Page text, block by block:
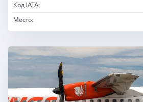
Код IATA:
Место: